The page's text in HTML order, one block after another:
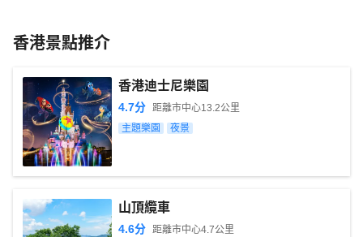
香港景點推介
香港迪士尼樂園
4.7分 距離市中心13.2公里
主題樂園
夜景
山頂纜車
4.6分 距離市中心4.7公里